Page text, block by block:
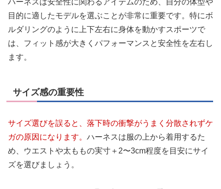
目的に適したモデルを選ぶことが非常に重要です。特にボ
ルダリングのように上下左右に身体を動かすスポーツで
は、フィット感が大きくパフォーマンスと安全性を左右し
ます。
サイズ感の重要性
サイズ選びを誤ると、落下時の衝撃がうまく分散されずケ
ガの原因になります。 ハーネスは服の上から着用するた
め、ウエストや太ももの実寸＋2〜3cm程度を目安にサイ
ズを選びましょう。